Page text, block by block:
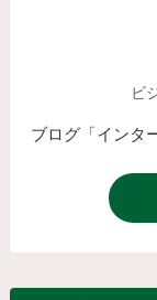
ビ
ブログ「インタ